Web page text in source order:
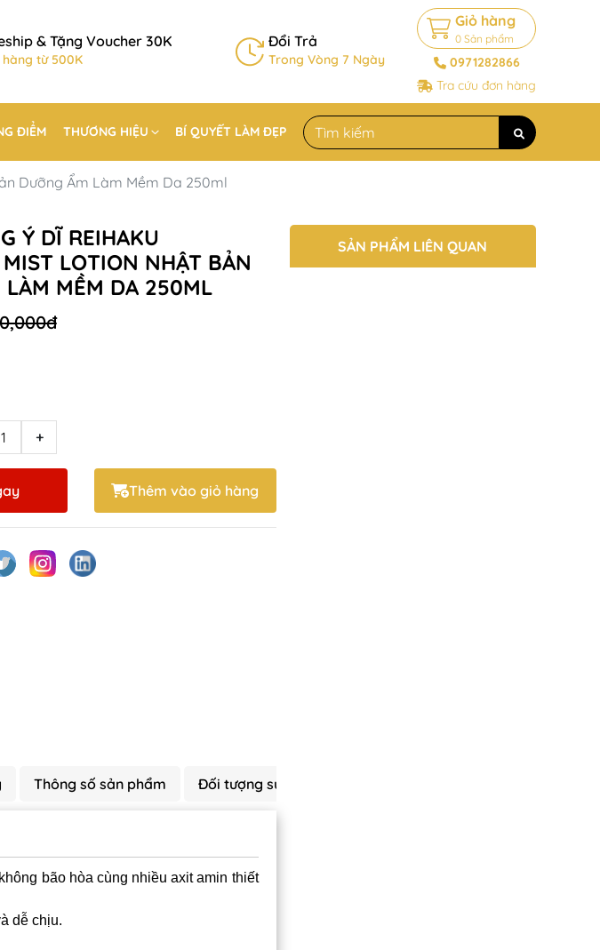
& Tặng Voucher 30K
từ 500K
Đổi Trả
Trong Vòng 7 Ngày
Giỏ hàng
0 Sản phẩm
0971282866
Tra cứu đơn hàng
ĐIỂM THƯƠNG HIỆU BÍ QUYẾT LÀM ĐẸP
Dưỡng Ẩm Làm Mềm Da 250ml
Ý DĨ REIHAKU
LOTION NHẬT BẢN
LÀM MỀM DA 250ML
+
Thêm vào giỏ hàng
Thông số sản phẩm Đối tượng sử dụng
bão hòa cùng nhiều axit amin thiết
dễ chịu.
SẢN PHẨM LIÊN QUAN